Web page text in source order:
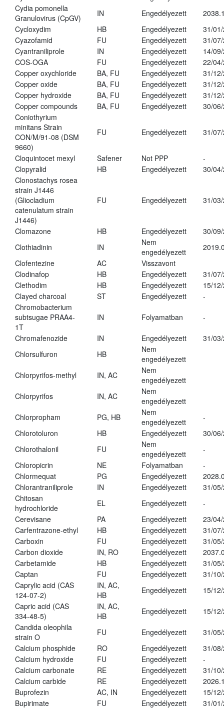
Cydia pomonella
Granulovirus (CpGV)
IN Engedélyezett
Cycloxydim
HB Engedélyezett
31/
Cyazofamid
FU Engedélyezett
31/
Cyantraniliprole
IN Engedélyezett
14/
COS-OGA
FU Engedélyezett
22/
Copper oxychloride
BA, FU Engedélyezett
31/
Copper oxide
BA, FU Engedélyezett
31/
Copper hydroxide
BA, FU Engedélyezett
31/
Copper compounds
BA, FU Engedélyezett
30/
Coniothyrium
minitans Strain
CON/M/91-08 (DSM
9660)
FU Engedélyezett 31/
Cloquintocet mexyl Safener Not PPP
-
Clopyralid
HB Engedélyezett
30/
Clonostachys rosea
strain J1446
(Gliocladium
catenulatum strain
J1446)
FU Engedélyezett 31/
Clomazone HB Engedélyezett
30/
Clothiadinin
IN
Nem
engedélyezett
Clofentezine
AC
Visszavont
Clodinafop
HB Engedélyezett
31/
Clethodim
HB Engedélyezett
15/
Clayed charcoal
ST Engedélyezett
-
Chromobacterium
subtsugae PRAA4-
1T
IN Folyamatban -
Chromafenozide IN Engedélyezett
31/
Chlorsulfuron
HB
Nem
engedélyezett
Chlorpyrifos-methyl
IN, AC
Nem
engedélyezett
Chlorpyrifos
IN, AC
Nem
engedélyezett
Chlorpropham
PG, HB
Nem
engedélyezett
-
Chlorotoluron
HB Engedélyezett
30/
Chlorothalonil
FU
Nem
engedélyezett
-
Chloropicrin
NE Folyamatban
-
Chlormequat
PG Engedélyezett
Chlorantraniliprole
IN Engedélyezett
31/
Chitosan
hydrochloride
EL Engedélyezett
-
Cerevisane
PA Engedélyezett
23/
Carfentrazone-ethyl
HB Engedélyezett
31/
Carboxin
FU Engedélyezett
31/
Carbon dioxide
IN, RO Engedélyezett
Carbetamide
HB Engedélyezett
31/
Captan
FU Engedélyezett
31/
Caprylic acid (CAS
124-07-2)
IN, AC,
HB
Engedélyezett
15/
Capric acid (CAS
334-48-5)
IN, AC,
HB
Engedélyezett
15/
Candida oleophila
strain O
FU Engedélyezett
31/
Calcium phosphide
RO Engedélyezett
31/
Calcium hydroxide
FU Engedélyezett
-
Calcium carbonate
RE Engedélyezett
31/
Calcium carbide
RE Engedélyezett
Buprofezin
AC, IN Engedélyezett
15/
Bupirimate
FU Engedélyezett 31/